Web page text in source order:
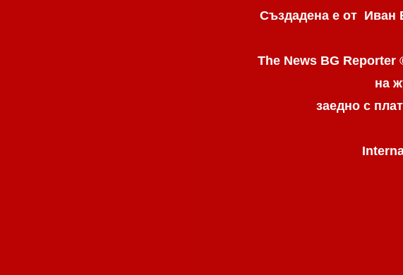
Създадена е от Иван
The News BG
на
заедно с